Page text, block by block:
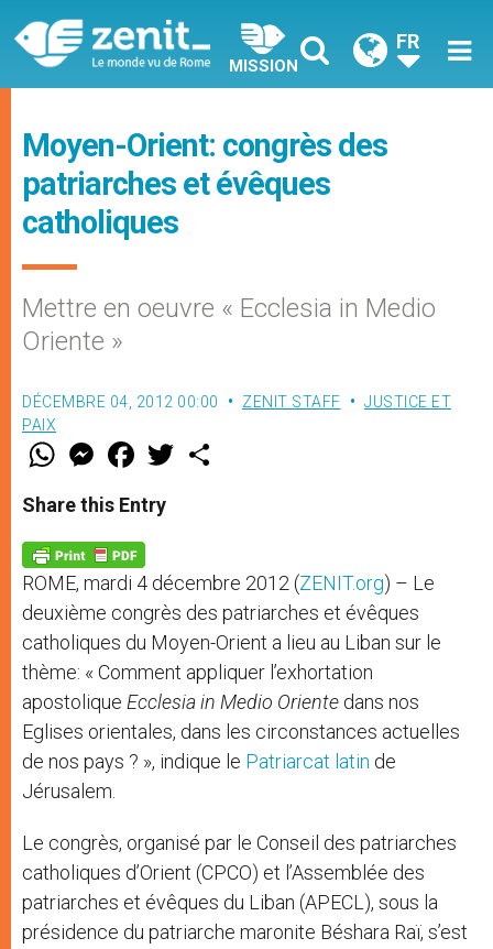
MISSION
FR
Moyen-Orient: congrès des
patriarches et évêques
catholiques
Mettre en oeuvre « Ecclesia in Medio
Oriente »
DÉCEMBRE 04, 2012 00:00 ZENIT STAFF
JUSTICE ET
PAIX
W
t
s
p
p
M
e
s
e
g
e
r
F
a
e
b
o
k
w
Share this Entry
ROME, mardi 4 décembre 2012 (ZENIT.org) – Le
deuxième congrès des patriarches et évêques
catholiques du Moyen-Orient a lieu au Liban sur le
thème: « Comment appliquer l’exhortation
apostolique Ecclesia in Medio Oriente dans nos
Eglises orientales, dans les circonstances actuelles
de nos pays ? », indique le Patriarcat latin de
Jérusalem.
Le congrès, organisé par le Conseil des patriarches
catholiques d’Orient (CPCO) et l’Assemblée des
patriarches et évêques du Liban (APECL), sous la
présidence du patriarche maronite Béshara Raï, s’est